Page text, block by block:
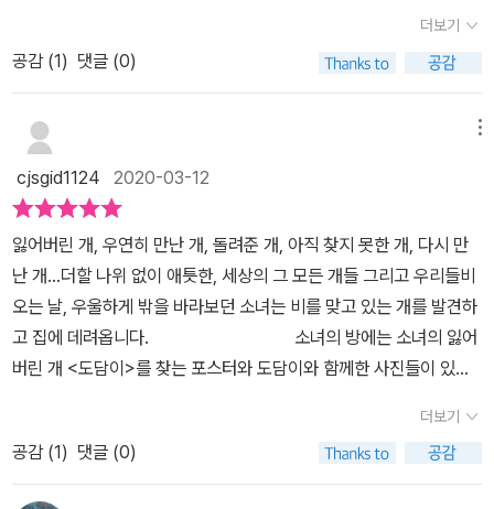
만 채색이 되어있고 배경은 거의 펜선처리로만 간결하게 처리되어 그
림책의 시선이 소녀와 강아지 중심으로 집중되어 몰입된다.감상이해
둘이 대사를 만드는 과정은 침묵이 흐르는 공백이 생기며 생각보다
말을 이어 가기가 쉽지 않았다. 내가 어릴 때도 집에서 개를 길렀고 개
를 몇 번 잃어버린 적이 있다. 개를 몇 날 동안 찾아 헤매던 기억들, 학
교 갔다 집에 오면 개가 집에서 기다리고 있으면 좋겠다는 바람을 꿈
꿨던 날들.그 개가 없어서 상심했지만 새로운 만남과 이별들을 반복
해 왔다.만남과 이별 그리고 새로운 만남은 반려동물뿐 아니라 우리
인생 전체에 반복적으로 펼쳐진다.동물을 좋아하는 어린 아이는 강아
지에 매료되고 많은 관계를 맺어왔던 성인이라면 삶의 형태를 관조하
물이 떨어지는 몸으로 강아지 역시 털이 흠뻑 젖어 계단을 오르는 사
이물방울이 떨어진다. 낯선 소녀의 방으로 들어온 강아지는 소녀를
따라 움직이며 소녀가 잃은 강아지의 밥그릇에밥을 먹고 소녀의 곁을
맴돌며 마치 소녀가 주인인양 따라다니다 밤이면 잠이 든다. 낯선 소
아지의 밥그릇에밥을 먹고 소녀의 곁을 맴돌며 마치 소녀가 주인인양
따라다니다 밤이면 잠이 든다. 그러다 소녀는 강아지의 주인이 강아
지를 찾는다는 것을 알게 된다.초롱이. 소녀와 만난 강아지의 이름이
초롱이라고 한다.소녀는 자신이 강아지를 잃었을 때가 생각나 주인에
게 초롱이를 돌려준다. 홀로 길을 걷다 만난 또 다른 강아지.이 강아
지 역시 주인을 찾고 있는 모양이다. 그림책을 따라가는 내내 많은 생
각이 꼬리에 꼬리를 물었다.글자없는 그림책에 매력일 수도 있는 그
림을 읽는 시간, 잃고 만나고 헤어지고 다시 만나는시간을 함께 하는
동안 허탈한 마음이 조금은 따뜻해졌다.
더보기
공감 (1) 댓글 (0)
cjsgid1124 2020-03-12
잃어버린 개, 우연히 만난 개, 돌려준 개, 아직 찾지 못한 개, 다시 만
난 개…더할 나위 없이 애틋한, 세상의 그 모든 개들 그리고 우리들비
오는 날, 우울하게 밖을 바라보던 소녀는 비를 맞고 있는 개를 발견하
고 집에 데려옵니다. 소녀의 방에는 소녀의 잃어
버린 개 <도담이>를 찾는 포스터와 도담이와 함께한 사진들이 있어
다. 짧은 시간이지만 서로에게 마음을 열고 친구
가 된 소녀와 개.그런데... 소녀는 이미 마음을 열
어버린 개를 어떻게 할까요?유기견(遺棄犬)이라는 단어는 '내다버
더보기
공감 (1) 댓글 (0)